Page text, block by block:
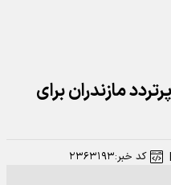
مازندران برای
| کد خبر:۲۳۶۳۱۹۳